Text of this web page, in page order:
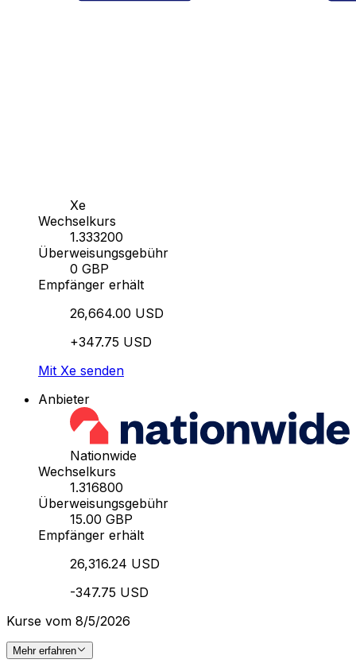
Xe
Wechselkurs
1.333200
Überweisungsgebühr
0 GBP
Empfänger erhält
26,664.00 USD
+347.75 USD
Mit Xe senden
Anbieter
Nationwide
Wechselkurs
1.316800
Überweisungsgebühr
15.00 GBP
Empfänger erhält
26,316.24 USD
-347.75 USD
Kurse vom 8/5/2026
Mehr erfahren